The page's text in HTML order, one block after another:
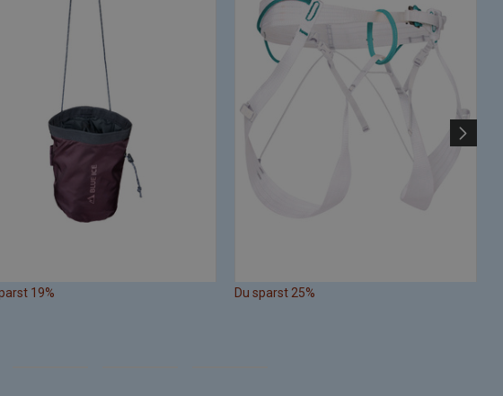
19% Du sparst 25%